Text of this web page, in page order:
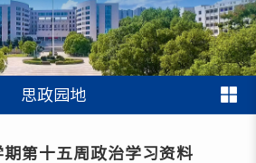
思政园地
第十五周政治学习资料